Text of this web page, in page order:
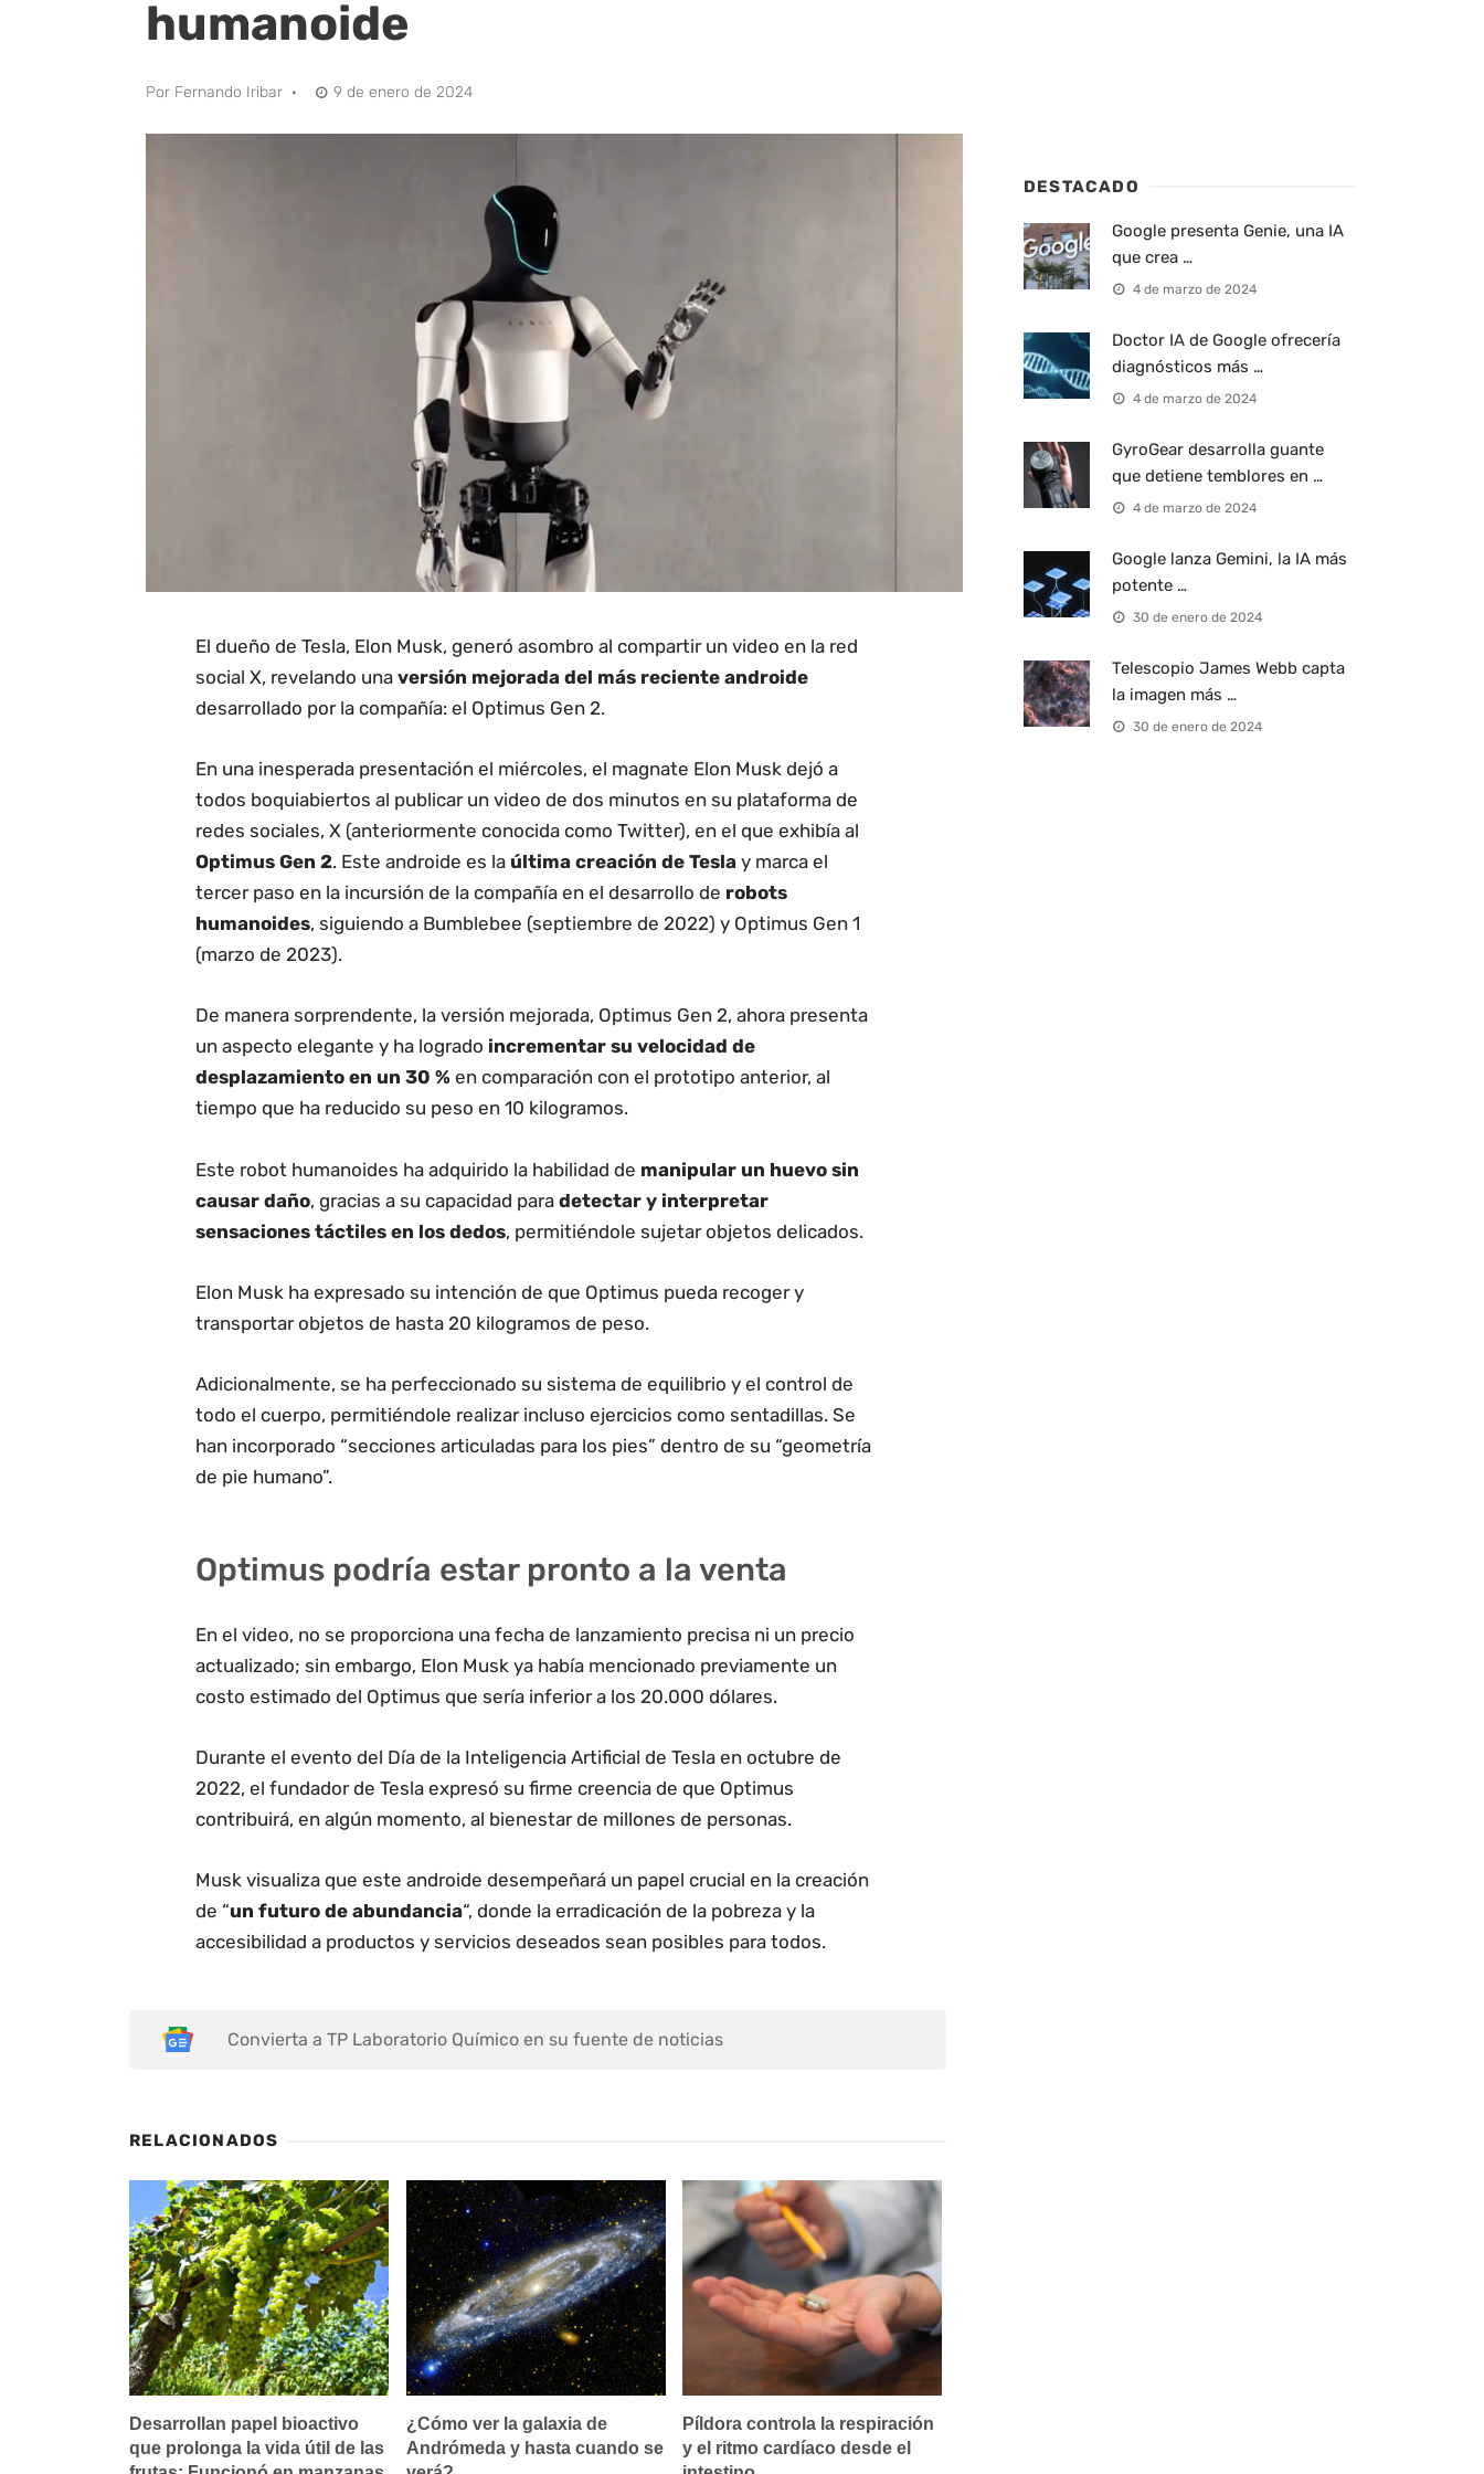
humanoide
Por Fernando Iribar · 9 de enero de 2024
El dueño de Tesla, Elon Musk, generó asombro al compartir un video en la red
social X, revelando una versión mejorada del más reciente androide
desarrollado por la compañía: el Optimus Gen 2.
En una inesperada presentación el miércoles, el magnate Elon Musk dejó a
todos boquiabiertos al publicar un video de dos minutos en su plataforma de
redes sociales, X (anteriormente conocida como Twitter), en el que exhibía al
Optimus Gen 2. Este androide es la última creación de Tesla y marca el
tercer paso en la incursión de la compañía en el desarrollo de robots
humanoides, siguiendo a Bumblebee (septiembre de 2022) y Optimus Gen 1
(marzo de 2023).
De manera sorprendente, la versión mejorada, Optimus Gen 2, ahora presenta
un aspecto elegante y ha logrado incrementar su velocidad de
desplazamiento en un 30 % en comparación con el prototipo anterior, al
tiempo que ha reducido su peso en 10 kilogramos.
Este robot humanoides ha adquirido la habilidad de manipular un huevo sin
causar daño, gracias a su capacidad para detectar y interpretar
sensaciones táctiles en los dedos, permitiéndole sujetar objetos delicados.
Elon Musk ha expresado su intención de que Optimus pueda recoger y
transportar objetos de hasta 20 kilogramos de peso.
Adicionalmente, se ha perfeccionado su sistema de equilibrio y el control de
todo el cuerpo, permitiéndole realizar incluso ejercicios como sentadillas. Se
han incorporado “secciones articuladas para los pies” dentro de su “geometría
de pie humano”.
Optimus podría estar pronto a la venta
En el video, no se proporciona una fecha de lanzamiento precisa ni un precio
actualizado; sin embargo, Elon Musk ya había mencionado previamente un
costo estimado del Optimus que sería inferior a los 20.000 dólares.
Durante el evento del Día de la Inteligencia Artificial de Tesla en octubre de
2022, el fundador de Tesla expresó su firme creencia de que Optimus
contribuirá, en algún momento, al bienestar de millones de personas.
Musk visualiza que este androide desempeñará un papel crucial en la creación
de “un futuro de abundancia“, donde la erradicación de la pobreza y la
accesibilidad a productos y servicios deseados sean posibles para todos.
Convierta a TP Laboratorio Químico en su fuente de noticias
RELACIONADOS
Desarrollan papel bioactivo
que prolonga la vida útil de las
¿Cómo ver la galaxia de
Andrómeda y hasta cuando se
Píldora controla la respiración
y el ritmo cardíaco desde el
DESTACADO
Google presenta Genie, una IA
que crea …
4 de marzo de 2024
Doctor IA de Google ofrecería
diagnósticos más …
4 de marzo de 2024
GyroGear desarrolla guante
que detiene temblores en …
4 de marzo de 2024
Google lanza Gemini, la IA más
potente …
30 de enero de 2024
Telescopio James Webb capta
la imagen más …
30 de enero de 2024